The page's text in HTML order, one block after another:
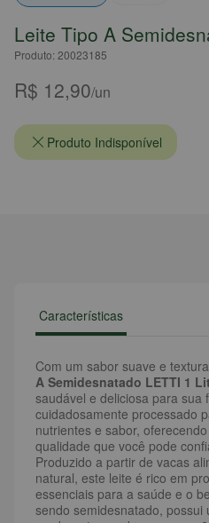
Leite Tipo A
Produto: 20023185
R$ 12,90/un
Produto Indisponível
Características
Com um sabor suave e
A Semidesnatado LETTI 1
saudável e deliciosa para sua
cuidadosamente processado
nutrientes e sabor,
qualidade que você pode
Produzido a partir de vacas
natural, este leite é rico em
essenciais para a saúde e o
sendo semidesnatado, possui